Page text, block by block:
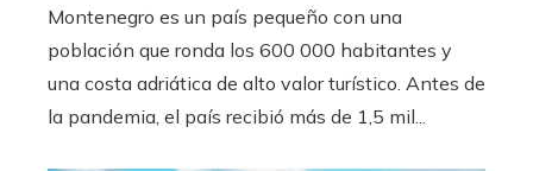
Montenegro es un país pequeño con una
población que ronda los 600 000 habitantes y
una costa adriática de alto valor turístico. Antes de
la pandemia, el país recibió más de 1,5 mil...